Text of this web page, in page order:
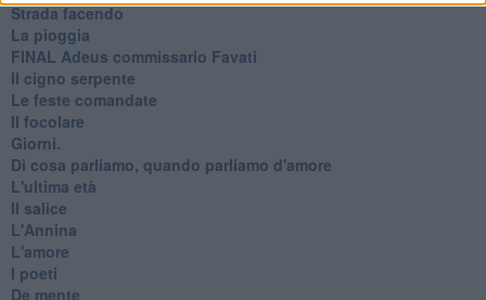
Strada facendo
La pioggia
FINAL Adeus commissario Favati
Il cigno serpente
Le feste comandate
Il focolare
Giorni.
Di cosa parliamo, quando parliamo d'amore
L'ultima età
Il salice
L'Annina
L'amore
I poeti
De mente